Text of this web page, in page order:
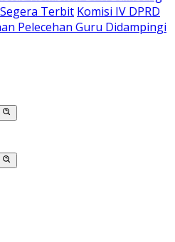
Terbit Komisi IV DPRD
Pelecehan Guru Didampingi